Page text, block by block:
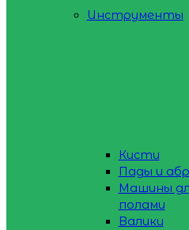
Инструменты
Кисти
Пады и
Машины
полами
Валики